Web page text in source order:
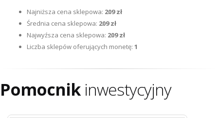
Najniższa cena sklepowa: 209 zł
Średnia cena sklepowa: 209 zł
Najwyźsza cena sklepowa: 209 zł
Liczba sklepów oferujących monetę: 1
Pomocnikinwestycyjny